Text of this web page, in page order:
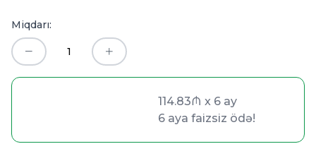
Miqdarı:
114.83₼ x 6 ay
6 aya faizsiz ödə!
114.83₼ x 6 ay
6 aya faizsiz ödə!